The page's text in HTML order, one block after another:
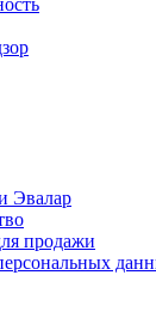
Эвалар
продажи